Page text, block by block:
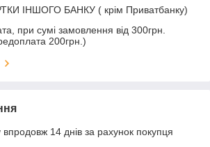
ІНШОГО БАНКУ ( крім Приватбанку)
при сумі замовлення від 300грн.
200грн.)
14 днів за рахунок покупця